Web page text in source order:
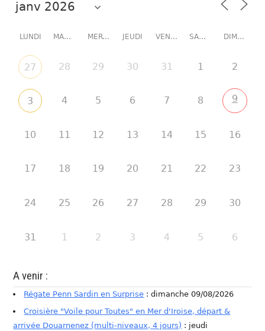
LUNDI MARDI MERCREDI JEUDI VENDREDI SAMEDI DIMANCHE
27 28 29 30 31 1 2
3 4 5 6 7 8 9
10 11 12 13 14 15 16
17 18 19 20 21 22 23
24 25 26 27 28 29 30
31 1 2 3 4 5 6
A venir :
Régate Penn Sardin en Surprise : dimanche 09/08/2026
Croisière "Voile pour Toutes" en Mer d'Iroise, départ &
arrivée Douarnenez (multi-niveaux, 4 jours) : jeudi